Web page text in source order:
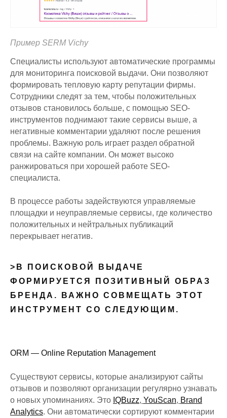
Пример SERM Vichy
Специалисты используют автоматические программы
для мониторинга поисковой выдачи. Они позволяют
формировать тепловую карту репутации фирмы.
Сотрудники следят за тем, чтобы положительных
отзывов становилось больше, с помощью SEO-
инструментов поднимают такие сервисы выше, а
негативные комментарии удаляют после решения
проблемы. Важную роль играет раздел обратной
связи на сайте компании. Он может высоко
ранжироваться при хорошей работе SEO-
специалиста.
В процессе работы задействуются управляемые
площадки и неуправляемые сервисы, где количество
положительных и нейтральных публикаций
перекрывает негатив.
>В ПОИСКОВОЙ ВЫДАЧЕ
ФОРМИРУЕТСЯ ПОЗИТИВНЫЙ ОБРАЗ
БРЕНДА. ВАЖНО СОВМЕЩАТЬ ЭТОТ
ИНСТРУМЕНТ СО СЛЕДУЮЩИМ.
ORM — Online Reputation Management
Существуют сервисы, которые анализируют сайты
отзывов и позволяют организации регулярно узнавать
о новых упоминаниях. Это IQBuzz, YouScan, Brand
Analytics. Они автоматически сортируют комментарии